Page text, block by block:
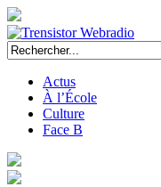
Actus
À l’École
Culture
Face B